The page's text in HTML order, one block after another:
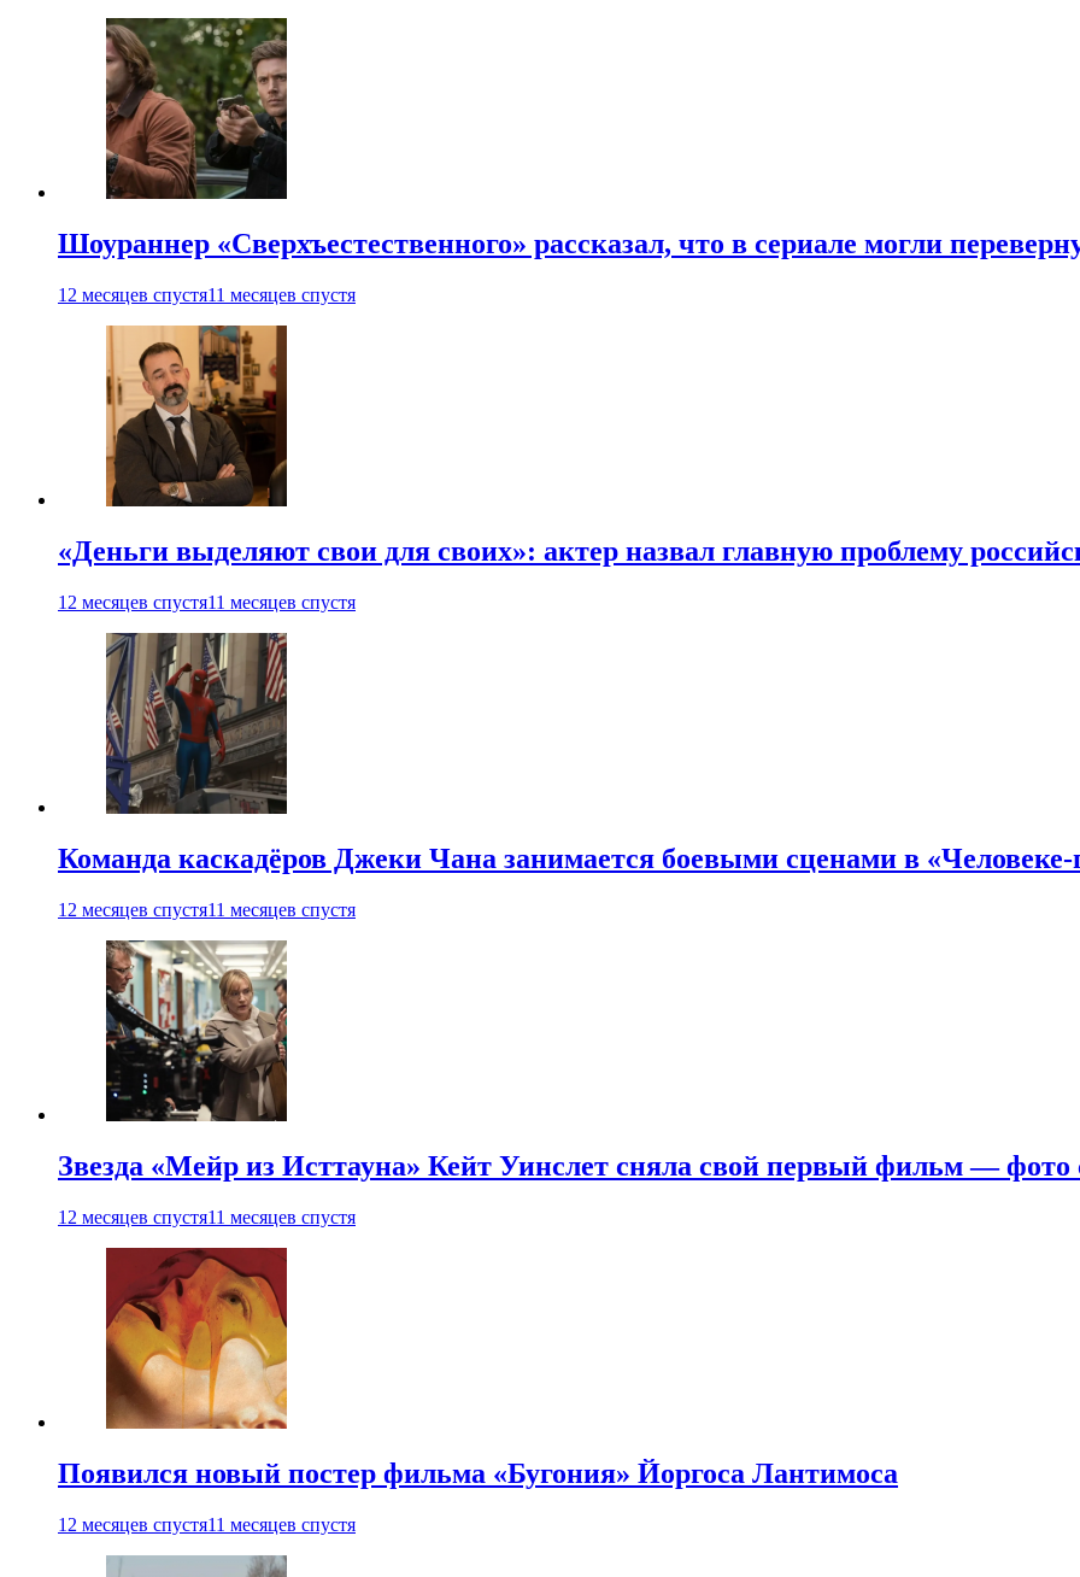
Шоураннер «Сверхъестественного» рассказал, что в сериале могли
12 месяцев спустя11 месяцев спустя
«Деньги выделяют свои для своих»: актер назвал главную проблему
12 месяцев спустя11 месяцев спустя
Команда каскадёров Джеки Чана занимается боевыми сценами в «Человеке-
12 месяцев спустя11 месяцев спустя
Звезда «Мейр из Исттауна» Кейт Уинслет сняла свой первый фильм — фото
12 месяцев спустя11 месяцев спустя
Появился новый постер фильма «Бугония» Йоргоса Лантимоса
12 месяцев спустя11 месяцев спустя